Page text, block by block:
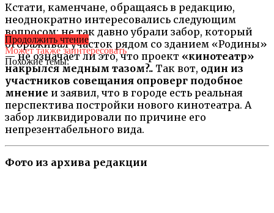
Кстати, каменчане, обращаясь в редакцию,
неоднократно интересовались следующим
вопросом: не так давно убрали забор, который
огораживал участок рядом со зданием «Родины»
— не означает ли это, что проект «кинотеатр»
накрылся медным тазом?.. Так вот, один из
участников совещания опроверг подобное
мнение и заявил, что в городе есть реальная
перспектива постройки нового кинотеатра. А
забор ликвидировали по причине его
непрезентабельного вида.
Фото из архива редакции
Продолжить чтение
Может также заинтересовать
Похожие темы: